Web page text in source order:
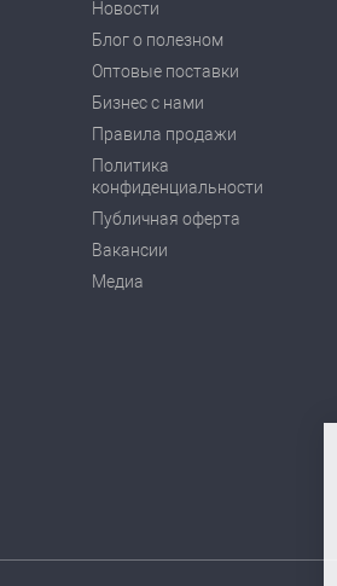
Новости
Блог о полезном
Оптовые поставки
Бизнес с нами
Правила продажи
Политика
конфиденциальности
Публичная оферта
Вакансии
Медиа